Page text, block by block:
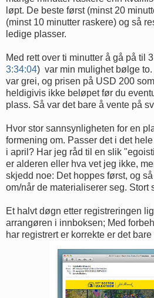
løpt. De beste først (minst 20
(minst 10 minutter raskere) og så
ledige plasser.
Med rett over ti minutter å gå på til
3:34:04) var min mulighet bølge
var grei, og prisen på USD 200
heldigivis ikke beløpet før du
plass. Så var det bare å vente på
Hvor stor sannsynligheten for en
formening om. Passer det i det
i april? Har jeg råd til en slik
er alderen eller hva vet jeg ikke,
skjedd noe: Det hoppes først, og
om/når de materialiserer seg. Stort
Et halvt døgn etter registreringen
arrangøren i innboksen; Med
har registrert er korrekte er det